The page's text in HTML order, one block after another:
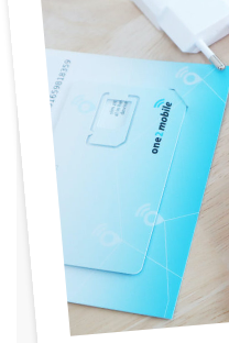
Tweedekans
horloges
Ontdek alle
horloges
Recensies
Werken bij
Stichting
Jarige Job